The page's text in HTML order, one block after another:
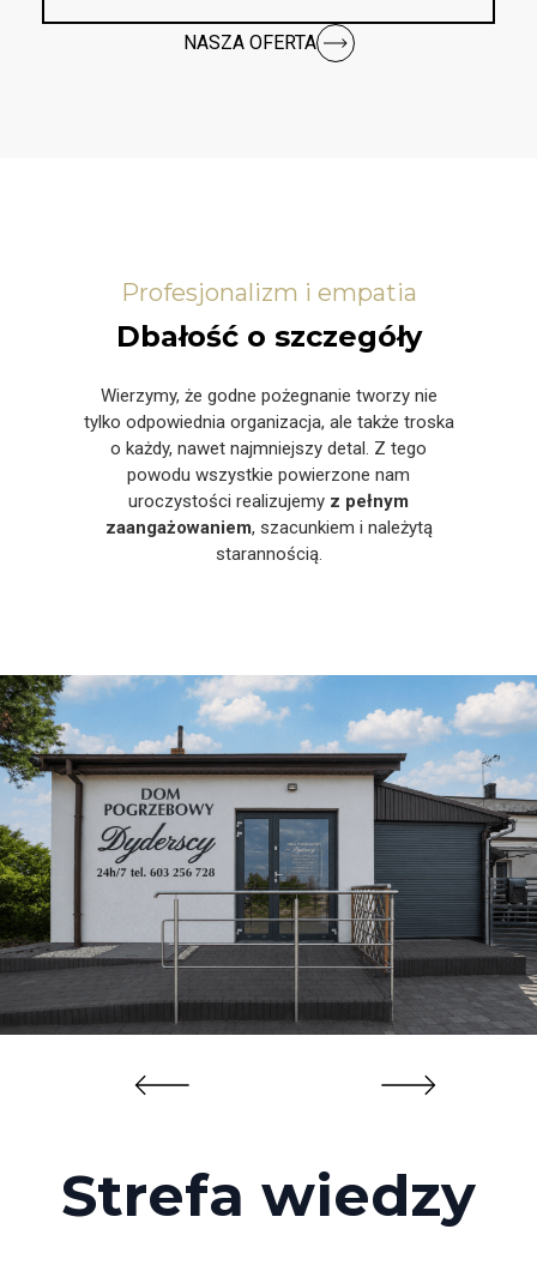
NASZA OFERTA
Profesjonalizm i empatia
Dbałość o szczegóły
Wierzymy, że godne pożegnanie tworzy nie
tylko odpowiednia organizacja, ale także troska
o każdy, nawet najmniejszy detal. Z tego
powodu wszystkie powierzone nam
uroczystości realizujemy z pełnym
zaangażowaniem, szacunkiem i należytą
starannością.
Strefa wiedzy